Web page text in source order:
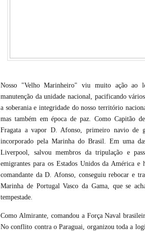
Nosso "Velho Marinheiro" viu muito ação ao
manutenção da unidade nacional, pacificando
a soberania e integridade do nosso território
mas também em época de paz. Como Capitão
Fragata a vapor D. Afonso, primeiro navio de
incorporado pela Marinha do Brasil. Em uma
Liverpool, salvou membros da tripulação e
emigrantes para os Estados Unidos da América
comandante da D. Afonso, conseguiu rebocar e
Marinha de Portugal Vasco da Gama, que se
tempestade.
Como Almirante, comandou a Força Naval
No conflito contra o Paraguai, organizou toda a